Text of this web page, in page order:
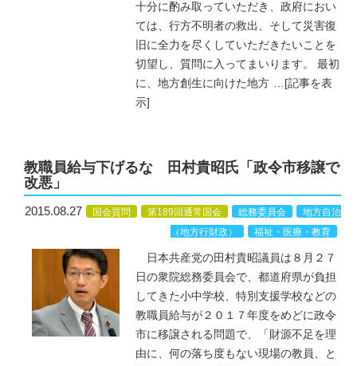
十分に酌み取っていただき、政府におい
ては、行方不明者の救出、そして災害復
旧に全力を尽くしていただきたいことを
切望し、質問に入ってまいります。 最初
に、地方創生に向けた地方 … [記事を表
示]
教職員給与下げるな 田村貴昭氏「政令市移譲で
改悪」
2015.08.27 国会質問 第189回通常国会 総務委員会
地方自治
（地方行財政）
福祉・医療・教育
日本共産党の田村貴昭議員は８月２７
日の衆院総務委員会で、都道府県が負担
してきた小中学校、特別支援学校などの
教職員給与が２０１７年度をめどに政令
市に移譲される問題で、「財源不足を理
由に、何の落ち度もない現場の教員、と